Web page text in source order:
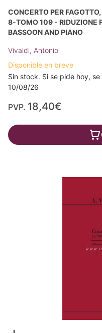
CONCERTO PER
8-TOMO 109 - RIDUZIONE
BASSOON AND PIANO
Vivaldi, Antonio
Disponible en breve
Sin stock. Si se pide hoy,
10/08/26
PVP. 18,40€